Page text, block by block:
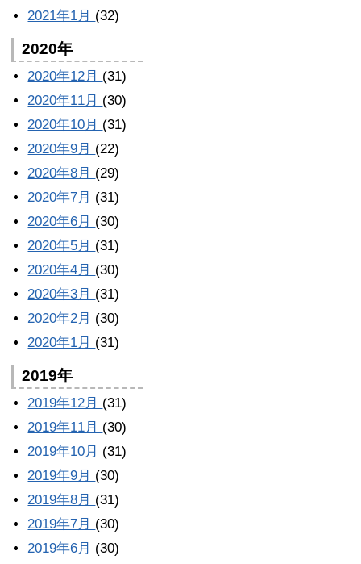
2021年1月 (32)
2020年
2020年12月 (31)
2020年11月 (30)
2020年10月 (31)
2020年9月 (22)
2020年8月 (29)
2020年7月 (31)
2020年6月 (30)
2020年5月 (31)
2020年4月 (30)
2020年3月 (31)
2020年2月 (30)
2020年1月 (31)
2019年
2019年12月 (31)
2019年11月 (30)
2019年10月 (31)
2019年9月 (30)
2019年8月 (31)
2019年7月 (30)
2019年6月 (30)